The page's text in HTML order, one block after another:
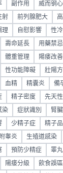
副作用 威而钢
射 前列腺肥大
理 自慰影響 性
壽命延長 用藥禁忌
體重管理 陽痿改
性功能障礙 壯陽
血精 精囊炎 備
精子密度 先天
染 症狀識別 腎
少精子症 精子
附睾炎 生殖道感染
預防少精症 睪
陽痿分級 飲食誤區